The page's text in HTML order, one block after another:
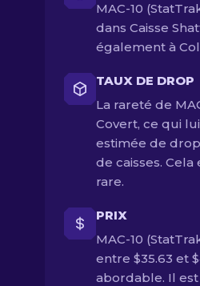
MAC-10
dans Caisse
également à
TAUX DE DROP
La rareté de
Covert, ce qui
estimée de
de caisses.
rare.
PRIX
MAC-10
entre $35.63 et
abordable. Il